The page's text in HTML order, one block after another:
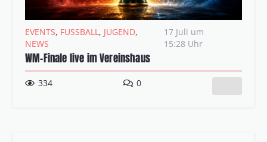
EVENTS, FUSSBALL , JUGEND,
NEWS
17 Juli um
15:28 Uhr
WM-Finale live im Vereinshaus
334 0